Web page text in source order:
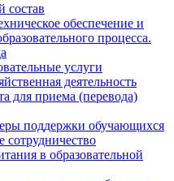
состав
обеспечение и
процесса.
услуги
деятельность
для приема (перевода)
поддержки обучающихся
в образовательной